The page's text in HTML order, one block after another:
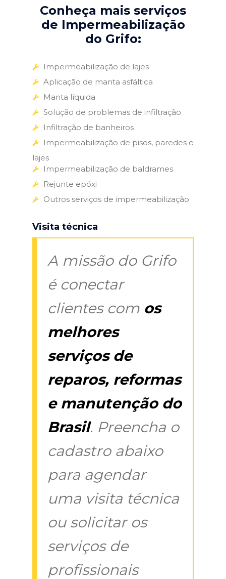
Conheça mais serviços
de Impermeabilização
do Grifo:
Impermeabilização de lajes
Aplicação de manta asfáltica
Manta líquida
Solução de problemas de infiltração
Infiltração de banheiros
Impermeabilização de pisos, paredes e
lajes
Impermeabilização de baldrames
Rejunte epóxi
Outros serviços de impermeabilização
Visita técnica
A missão do Grifo
é conectar
clientes com os
melhores
serviços de
reparos, reformas
e manutenção do
Brasil. Preencha o
cadastro abaixo
para agendar
uma visita técnica
ou solicitar os
serviços de
profissionais